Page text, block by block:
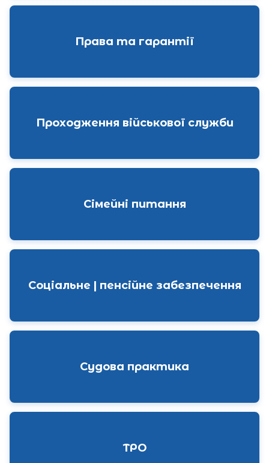
Права та гарантії
Проходження військової служби
Сімейні питання
Соціальне | пенсійне забезпечення
Судова практика
ТРО